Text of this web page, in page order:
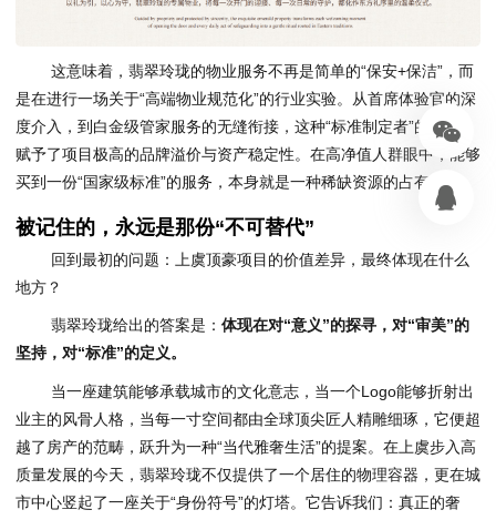
这意味着，翡翠玲珑的物业服务不再是简单的“保安+保洁”，而
是在进行一场关于“高端物业规范化”的行业实验。从首席体验官的深
度介入，到白金级管家服务的无缝衔接，这种“标准制定者”的角色，
赋予了项目极高的品牌溢价与资产稳定性。在高净值人群眼中，能够
买到一份“国家级标准”的服务，本身就是一种稀缺资源的占有。
被记住的，永远是那份“不可替代”
回到最初的问题：上虞顶豪项目的价值差异，最终体现在什么
地方？
翡翠玲珑给出的答案是： 体现在对“意义”的探寻，对“审美”的
坚持，对“标准”的定义。
当一座建筑能够承载城市的文化意志，当一个Logo能够折射出
业主的风骨人格，当每一寸空间都由全球顶尖匠人精雕细琢，它便超
越了房产的范畴，跃升为一种“当代雅奢生活”的提案。在上虞步入高
质量发展的今天，翡翠玲珑不仅提供了一个居住的物理容器，更在城
市中心竖起了一座关于“身份符号”的灯塔。它告诉我们：真正的奢